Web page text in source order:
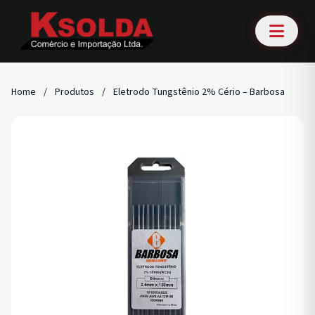
Home / Produtos / Eletrodo Tungstênio 2% Cério – Barbosa